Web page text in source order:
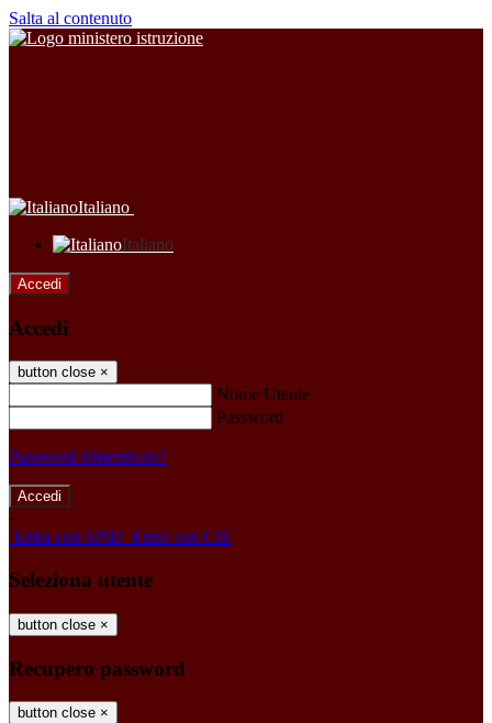
Salta al contenuto
Italiano
Italiano
Accedi
Accedi
button close ×
Nome Utente
Password
Password dimenticata?
-
Entra con SPID Entra con CIE
Seleziona utente
button close ×
Recupero password
button close ×